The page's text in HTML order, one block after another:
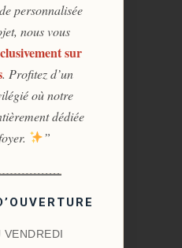
personnalisée
nous vous
sur
. Profitez d’un
où notre
dédiée
”
VENDREDI